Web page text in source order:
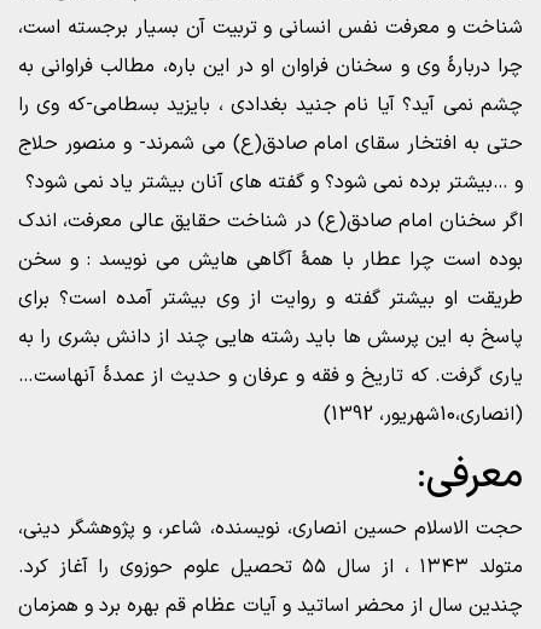
شناخت و معرفت نفس انسانی و تربیت آن بسیار برجسته است،
چرا دربارۀ وی و سخنان فراوان او در این باره، مطالب فراوانی به
چشم نمی آید؟ آیا نام جنید بغدادی ، بایزید بسطامی-که وی را
حتی به افتخار سقای امام صادق(ع) می شمرند- و منصور حلاج
و …بیشتر برده نمی شود؟ و گفته های آنان بیشتر یاد نمی شود؟
اگر سخنان امام صادق(ع) در شناخت حقایق عالی معرفت، اندک
بوده است چرا عطار با همۀ آگاهی هایش می نویسد : و سخن
طریقت او بیشتر گفته و روایت از وی بیشتر آمده است؟ برای
پاسخ به این پرسش ها باید رشته هایی چند از دانش بشری را به
یاری گرفت. که تاریخ و فقه و عرفان و حدیث از عمدۀ آنهاست…
(انصاری،10شهریور، 1392)
معرفی:
حجت الاسلام حسین انصاری، نویسنده، شاعر، و پژوهشگر دینی،
متولد ۱۳۴۳ ، از سال ۵۵ تحصیل علوم حوزوی را آغاز کرد.
چندین سال از محضر اساتید و آیات عظام قم بهره برد و همزمان